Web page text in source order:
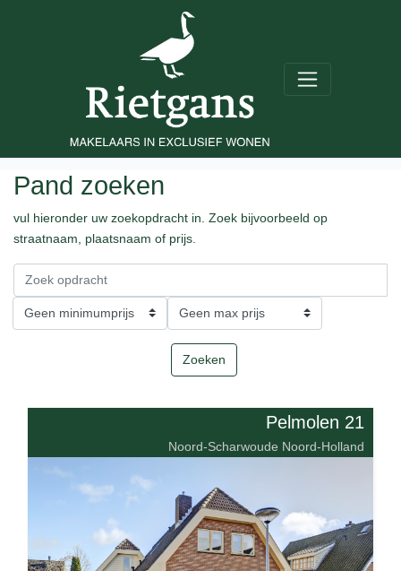
Pand zoeken
vul hieronder uw zoekopdracht in. Zoek bijvoorbeeld op
straatnaam, plaatsnaam of prijs.
Zoeken
Pelmolen 21
Noord-Scharwoude Noord-Holland